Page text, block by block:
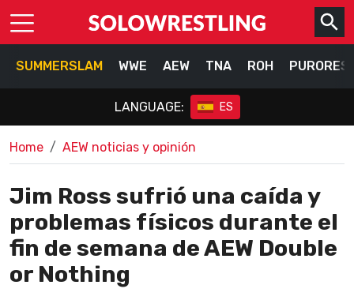
SUMMERSLAM WWE AEW TNA ROH
LANGUAGE: ES
Home AEW noticias y opinión
Jim Ross sufrió una caída y
problemas físicos durante el
fin de semana de AEW Double
or Nothing